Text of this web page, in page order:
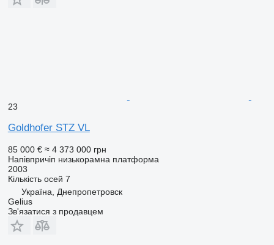
23
Goldhofer STZ VL
85 000 € ≈ 4 373 000 грн
Напівпричіп низькорамна платформа
2003
Кількість осей 7
Україна, Днепропетровск
Gelius
Зв'язатися з продавцем